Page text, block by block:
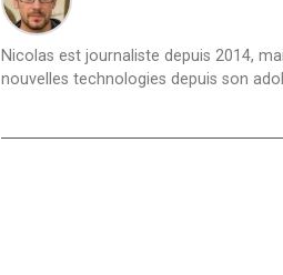
Nicolas est journaliste depuis 2014,
nouvelles technologies depuis son